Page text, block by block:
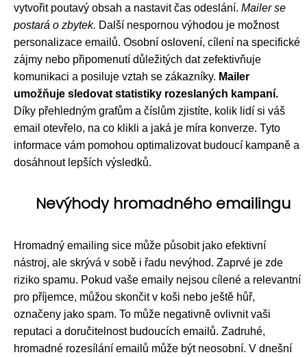
vytvořit poutavý obsah a nastavit čas odeslání. Mailer se
postará o zbytek. Další nespornou výhodou je možnost
personalizace emailů. Osobní oslovení, cílení na specifické
zájmy nebo připomenutí důležitých dat zefektivňuje
komunikaci a posiluje vztah se zákazníky. Mailer
umožňuje sledovat statistiky rozeslaných kampaní.
Díky přehledným grafům a číslům zjistíte, kolik lidí si váš
email otevřelo, na co klikli a jaká je míra konverze. Tyto
informace vám pomohou optimalizovat budoucí kampaně a
dosáhnout lepších výsledků.
Nevýhody hromadného emailingu
Hromadný emailing sice může působit jako efektivní
nástroj, ale skrývá v sobě i řadu nevýhod. Zaprvé je zde
riziko spamu. Pokud vaše emaily nejsou cílené a relevantní
pro příjemce, můžou skončit v koši nebo ještě hůř,
označeny jako spam. To může negativně ovlivnit vaši
reputaci a doručitelnost budoucích emailů. Zadruhé,
hromadné rozesílání emailů může být neosobní. V dnešní